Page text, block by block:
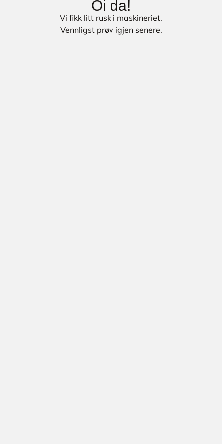
Oi da!
Vi fikk litt rusk i maskineriet.
Vennligst prøv igjen senere.